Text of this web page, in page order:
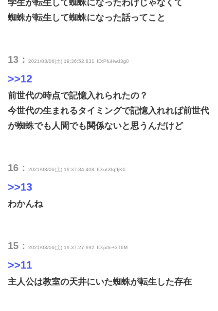
学生が転生して蜘蛛になったわけじゃなくて
蜘蛛が転生して蜘蛛になった話ってこと
13： 2021/03/06(土) 19:36:52.831 ID:PfuHwJ3g0
>>12
前世代の時点で記憶入れられたの？
今世代の生まれるタイミングで記憶入れれば前世代
が蜘蛛でも人間でも関係ないと思うんだけど
16： 2021/03/06(土) 19:37:34.408 ID:uU0qfIjK0
>>13
わかんね
15： 2021/03/06(土) 19:37:27.992 ID:p/fe+3T6M
>>11
主人公は教室の天井にいた蜘蛛が転生した存在